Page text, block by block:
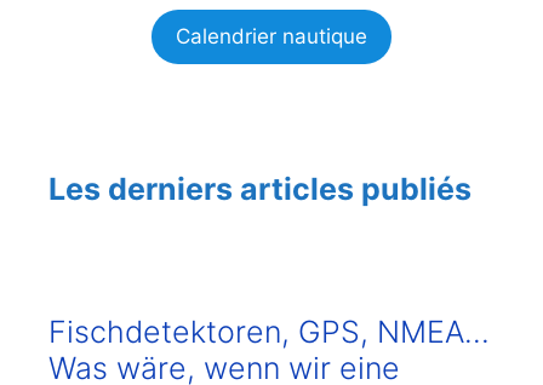
Calendrier nautique
Les derniers articles publiés
Fischdetektoren, GPS, NMEA…
Was wäre, wenn wir eine